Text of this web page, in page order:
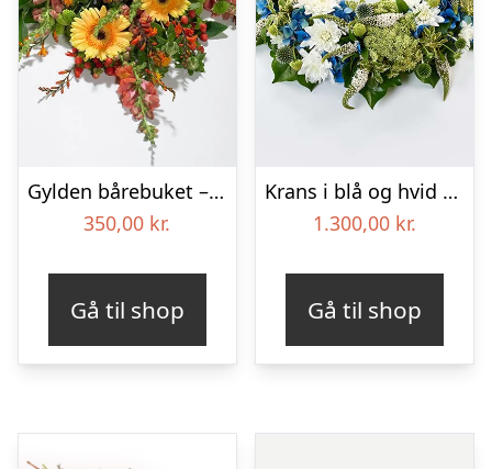
Gylden bårebuket – Blomster til begravelse
350,00 kr.
Gå til shop
Krans i blå og hvid – Blomster til begravelse
1.300,00 kr.
Gå til shop